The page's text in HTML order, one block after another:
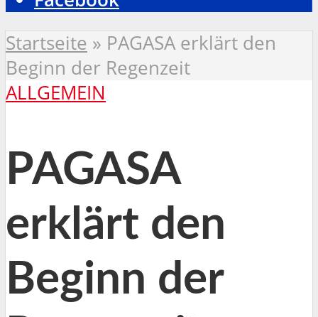
Startseite » PAGASA erklärt den
Beginn der Regenzeit
ALLGEMEIN
PAGASA
erklärt den
Beginn der